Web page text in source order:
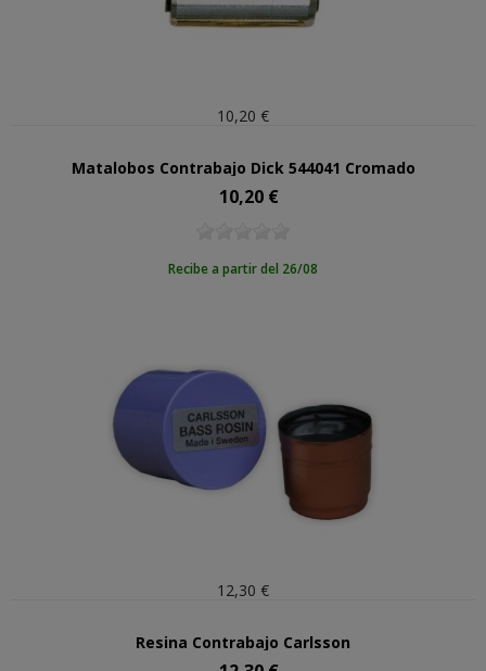
10,20 €
Matalobos Contrabajo Dick 544041 Cromado
Precio
10,20 €
Recibe a partir del 26/08
12,30 €
Resina Contrabajo Carlsson